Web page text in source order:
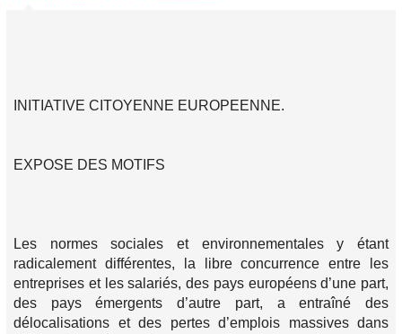
INITIATIVE CITOYENNE EUROPEENNE.
EXPOSE DES MOTIFS
Les normes sociales et environnementales y étant
radicalement différentes, la libre concurrence entre les
entreprises et les salariés, des pays européens d’une part,
des pays émergents d’autre part, a entraîné des
délocalisations et des pertes d’emplois massives dans